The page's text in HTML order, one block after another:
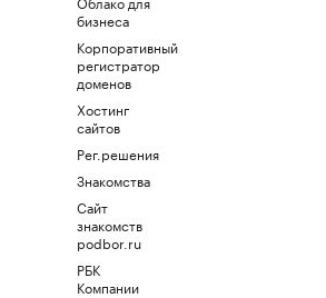
бизнеса
Корпоративный
регистратор
доменов
Хостинг
сайтов
Рег.решения
Знакомства
Сайт
знакомств
podbor.ru
РБК
Компании